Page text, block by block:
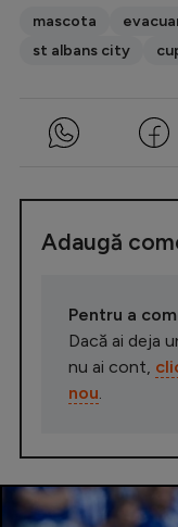
mascota
st albans city
Adaugă
Pentru a
Dacă ai deja
nu ai cont,
nou